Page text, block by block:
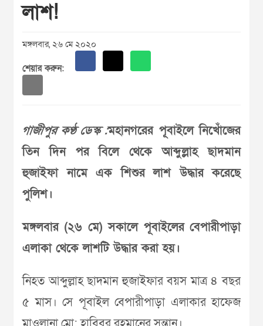
লাশ!
মঙ্গলবার, ২৬ মে ২০২০
শেয়ার করুন:
গাজীপুর কণ্ঠ ডেস্ক :মহানগরের পূবাইলে নিখোঁজের
তিন দিন পর বিলে থেকে আব্দুল্লাহ ছাদমান
হুজাইফা নামে এক শিশুর লাশ উদ্ধার করেছে
পুলিশ।
মঙ্গলবার (২৬ মে) সকালে পূবাইলের বেপারীপাড়া
এলাকা থেকে লাশটি উদ্ধার করা হয়।
নিহত আব্দুল্লাহ ছাদমান হুজাইফার বয়স মাত্র ৪ বছর
৫ মাস। সে পূবাইল বেপারীপাড়া এলাকার হাফেজ